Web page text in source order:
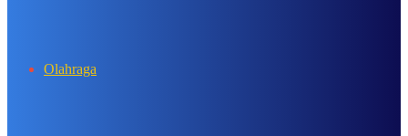
Olahraga